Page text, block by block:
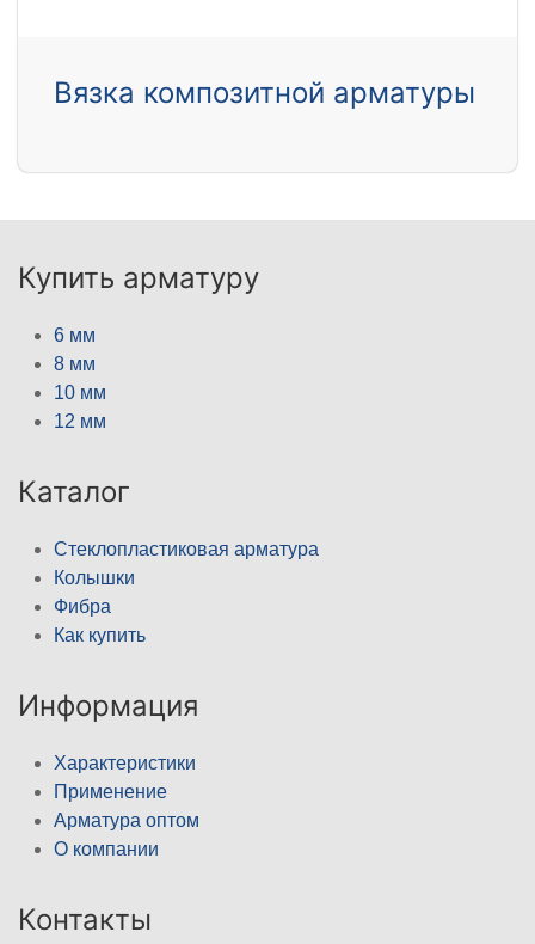
Вязка композитной арматуры
Купить арматуру
6 мм
8 мм
10 мм
12 мм
Каталог
Стеклопластиковая арматура
Колышки
Фибра
Как купить
Информация
Характеристики
Применение
Арматура оптом
О компании
Контакты